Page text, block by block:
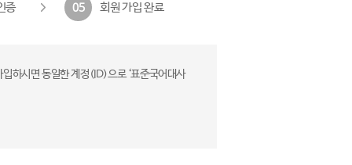
증 05 회원 가입 완료
하시면 동일한 계정(ID)으로 ‘표준국어대사